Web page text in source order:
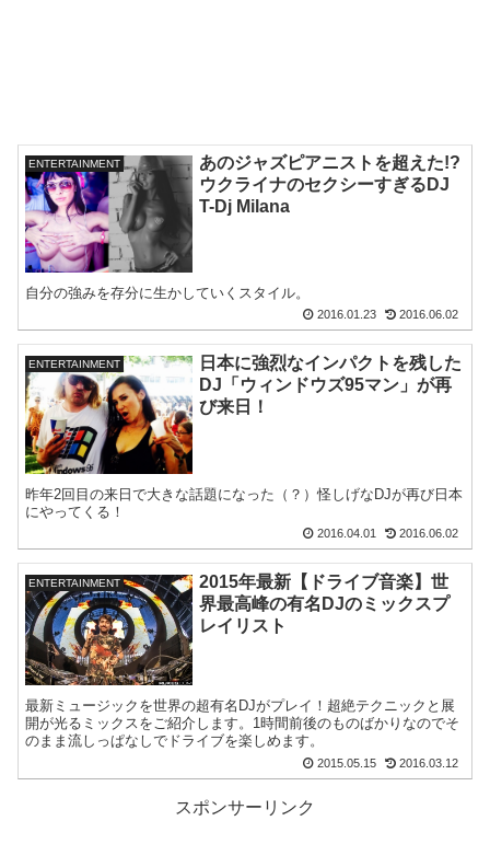
ENTERTAINMENT
あのジャズピアニストを超えた!?
ウクライナのセクシーすぎるDJ
T-Dj Milana
自分の強みを存分に生かしていくスタイル。
2016.01.23 2016.06.02
ENTERTAINMENT
日本に強烈なインパクトを残した
DJ「ウィンドウズ95マン」が再
び来日！
昨年2回目の来日で大きな話題になった（？）怪しげなDJが再び日本
にやってくる！
2016.04.01 2016.06.02
ENTERTAINMENT
2015年最新【ドライブ音楽】世
界最高峰の有名DJのミックスプ
レイリスト
最新ミュージックを世界の超有名DJがプレイ！超絶テクニックと展
開が光るミックスをご紹介します。1時間前後のものばかりなのでそ
のまま流しっぱなしでドライブを楽しめます。
2015.05.15 2016.03.12
スポンサーリンク